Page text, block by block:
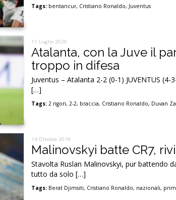
Tags: bentancur, Cristiano Ronaldo, Juventus
11 Luglio 2020
Atalanta, con la Juve il
troppo in difesa
Juventus – Atalanta 2-2 (0-1) JUVENTUS
[…]
Tags: 2 rigori, 2-2, braccia, Cristiano Ronaldo, Duvan
14 Ottobre 2019
Malinovskyi batte CR7,
Stavolta Ruslan Malinovskyi, pur battendo
tutto da solo […]
Tags: Berat Djimsiti, Cristiano Ronaldo, nazionali,